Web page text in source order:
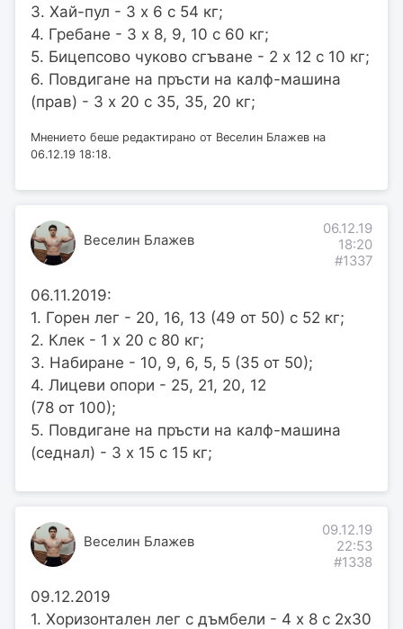
3. Хай-пул - 3 х 6 с 54 кг;
4. Гребане - 3 х 8, 9, 10 с 60 кг;
5. Бицепсово чуково сгъване - 2 х 12 с 10 кг;
6. Повдигане на пръсти на калф-машина
(прав) - 3 х 20 с 35, 35, 20 кг;
Мнението беше редактирано от Веселин Блажев на
06.12.19 18:18.
Веселин Блажев
06.12.19
18:20
#1337
06.11.2019:
1. Горен лег - 20, 16, 13 (49 от 50) с 52 кг;
2. Клек - 1 х 20 с 80 кг;
3. Набиране - 10, 9, 6, 5, 5 (35 от 50);
4. Лицеви опори - 25, 21, 20, 12
(78 от 100);
5. Повдигане на пръсти на калф-машина
(седнал) - 3 х 15 с 15 кг;
Веселин Блажев
09.12.19
22:53
#1338
09.12.2019
1. Хоризонтален лег с дъмбели - 4 х 8 с 2х30